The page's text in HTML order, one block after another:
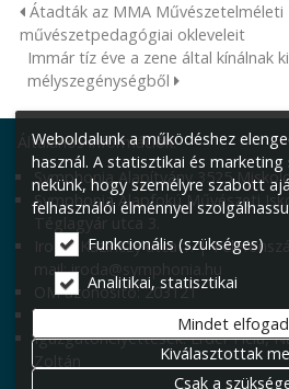
Átadták az MMA
művészetpedagógiai okleveleit
Immár tíz éve a zene által kínálnak
mélyszegénységből
Általános információk:
Symphonia Alapítvány 3525
Symphonia Alapfokú Művészeti
Téglagyár utca 3.
Iroda: Kazinczy utca 1. |
mail: iroda@symphonia.hu
OM azonosító: 203121
Igazgató: Smaraglyai Szabina
Igazgatóhelyettesek: Erdei Tícia,
Zoltán
Weboldalunk a működéshez
használ. A statisztikai és
nekünk, hogy személyre szabott
felhasználói élménnyel
Funkcionális (szükséges)
Analitikai, statisztikai
Mindet
Kiválasztottak
Csak a